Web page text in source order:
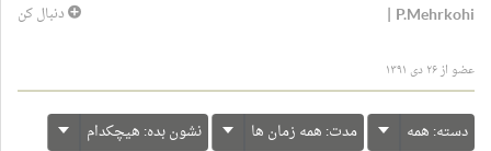
دنبال کن P.Mehrkohi
|
عضو از ۲۶ دی ۱۳۹۱
دسته: همه مدت: همه زمان ها نشون بده: هیچکدام